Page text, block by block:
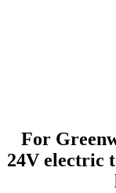
For
24V electric